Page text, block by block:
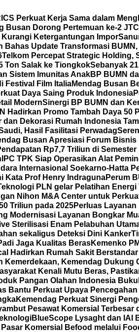
Perkuat Kerja Sama dalam
Busan Dorong Pertemuan ke-2
Ketergantungan Impor
Update Transformasi
Telkom Percepat Strategic Holding,
Ton Salak ke TiongkokSebanyak
Sistem Imunitas AnakBP BUMN
Festival Film ItaliaMendag Busan
Daya Saing Produk Indonesia
ModernSinergi BP BUMN dan
Hadirkan Promo Tambah Daya 50
dan Dekorasi Rumah Indonesia
Hasil Fasilitasi Perwadag
Busan Apresiasi Forum
Rp7,7 Triliun di Semester
IPC TPK Siap Operasikan Alat
Internasional Soekarno-Hatta
Kata Prof Henry IndragunaPerum
PLN gelar Pelatihan
Nihon M&A Center untuk
Triliun pada 2025Perluas
Modernisasi Layanan Bongkar
Sterilisasi Enam Pelabuhan
sekaligus Deteksi Dini Kanker
Jaga Kualitas BerasKemenko
Hadirkan Rumah Sakit
Kemendag Dukung
Kenali Mutu Beras,
Pangan Olahan Indonesia
Bantu Perkuat Upaya
Kemendag Perkuat Sinergi
Pesawat Komersial Terbesar
BlueScope Lysaght dan IAI
Komersial Befood melalui